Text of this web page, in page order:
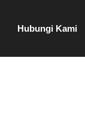
Hubungi Kami